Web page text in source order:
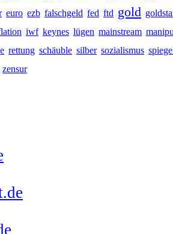
euro ezb falschgeld fed ftd gold
iwf keynes lügen mainstream
rettung schäuble silber sozialismus
zensur